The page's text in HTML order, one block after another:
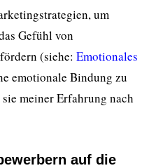
um
Gefühl von
(siehe: Emotionales
emotionale Bindung zu
meiner Erfahrung nach
auf die